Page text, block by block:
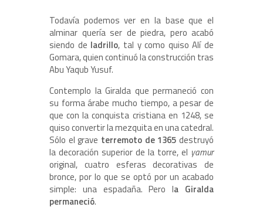
Todavía podemos ver en la base que el
alminar quería ser de piedra, pero acabó
siendo de ladrillo, tal y como quiso Alí de
Gomara, quien continuó la construcción tras
Abu Yaqub Yusuf.
Contemplo la Giralda que permaneció con
su forma árabe mucho tiempo, a pesar de
que con la conquista cristiana en 1248, se
quiso convertir la mezquita en una catedral.
Sólo el grave terremoto de 1365 destruyó
la decoración superior de la torre, el yamur
original, cuatro esferas decorativas de
bronce, por lo que se optó por un acabado
simple: una espadaña. Pero la Giralda
permaneció.